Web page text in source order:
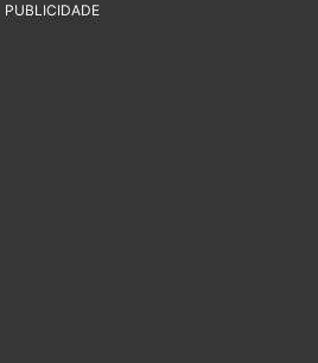
PUBLICIDADE